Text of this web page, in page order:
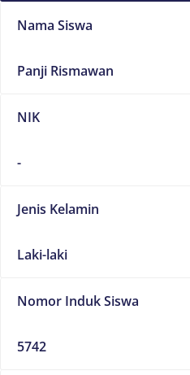
Nama Siswa
Panji Rismawan
NIK
-
Jenis Kelamin
Laki-laki
Nomor Induk Siswa
5742